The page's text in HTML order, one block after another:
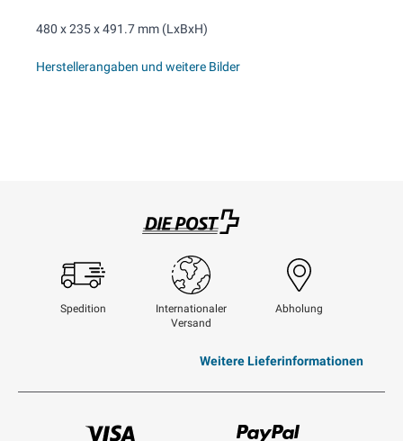
480 x 235 x 491.7 mm (LxBxH)
Herstellerangaben und weitere Bilder
Swisspost
Spedition
Internationaler
Versand
Abholung
Weitere Lieferinformationen